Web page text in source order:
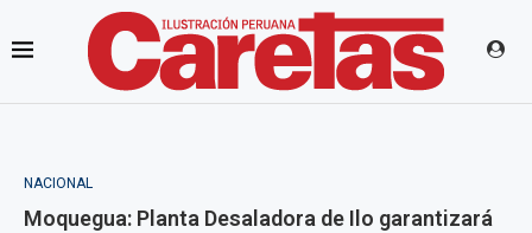
NACIONAL
Moquegua: Planta Desaladora de Ilo garantizará